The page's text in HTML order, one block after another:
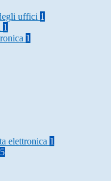
uffici 1
1
1
elettronica 1